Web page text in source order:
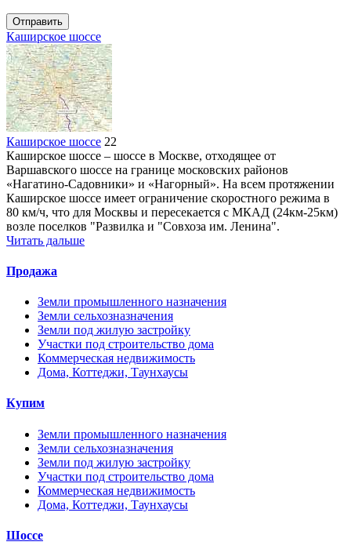
Отправить
Каширское шоссе
Каширское шоссе 22
Каширское шоссе – шоссе в Москве, отходящее от
Варшавского шоссе на границе московских районов
«Нагатино-Садовники» и «Нагорный». На всем протяжении
Каширское шоссе имеет ограничение скоростного режима в
80 км/ч, что для Москвы и пересекается с МКАД (24км-25км)
возле поселков "Развилка и "Совхоза им. Ленина".
Читать дальше
Продажа
Земли промышленного назначения
Земли сельхозназначения
Земли под жилую застройку
Участки под строительство дома
Коммерческая недвижимость
Дома, Коттеджи, Таунхаусы
Купим
Земли промышленного назначения
Земли сельхозназначения
Земли под жилую застройку
Участки под строительство дома
Коммерческая недвижимость
Дома, Коттеджи, Таунхаусы
Шоссе